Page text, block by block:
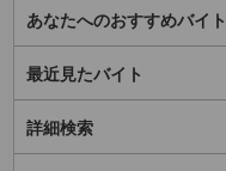
あなたへのおすすめバイト
最近見たバイト
詳細検索